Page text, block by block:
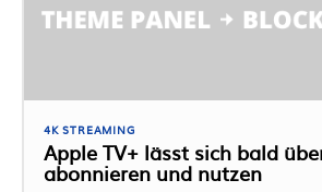
4K STREAMING
Apple TV+ lässt sich bald
abonnieren und nutzen